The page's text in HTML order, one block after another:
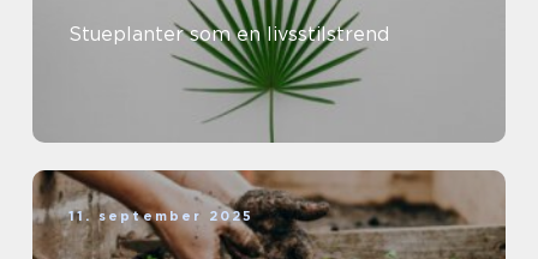
Stueplanter som en livsstilstrend
11. september 2025